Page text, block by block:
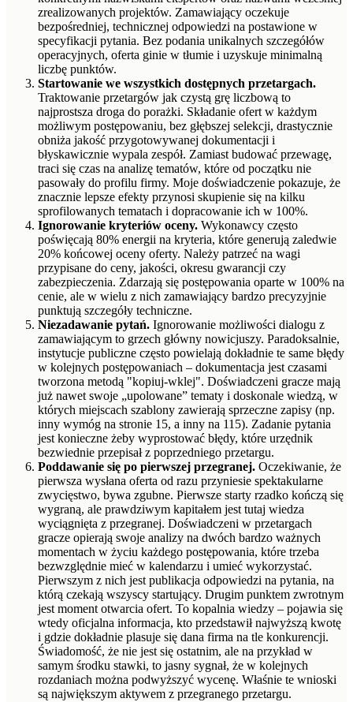
zrealizowanych projektów. Zamawiający oczekuje
bezpośredniej, technicznej odpowiedzi na postawione w
specyfikacji pytania. Bez podania unikalnych szczegółów
operacyjnych, oferta ginie w tłumie i uzyskuje minimalną
liczbę punktów.
Startowanie we wszystkich dostępnych przetargach.
Traktowanie przetargów jak czystą grę liczbową to
najprostsza droga do porażki. Składanie ofert w każdym
możliwym postępowaniu, bez głębszej selekcji, drastycznie
obniża jakość przygotowywanej dokumentacji i
błyskawicznie wypala zespół. Zamiast budować przewagę,
traci się czas na analizę tematów, które od początku nie
pasowały do profilu firmy. Moje doświadczenie pokazuje, że
znacznie lepsze efekty przynosi skupienie się na kilku
sprofilowanych tematach i dopracowanie ich w 100%.
Ignorowanie kryteriów oceny. Wykonawcy często
poświęcają 80% energii na kryteria, które generują zaledwie
20% końcowej oceny oferty. Należy patrzeć na wagi
przypisane do ceny, jakości, okresu gwarancji czy
zabezpieczenia. Zdarzają się postępowania oparte w 100% na
cenie, ale w wielu z nich zamawiający bardzo precyzyjnie
punktują szczegóły techniczne.
Niezadawanie pytań. Ignorowanie możliwości dialogu z
zamawiającym to grzech główny nowicjuszy. Paradoksalnie,
instytucje publiczne często powielają dokładnie te same błędy
w kolejnych postępowaniach – dokumentacja jest czasami
tworzona metodą "kopiuj-wklej". Doświadczeni gracze mają
już nawet swoje „upolowane” tematy i doskonale wiedzą, w
których miejscach szablony zawierają sprzeczne zapisy (np.
inny wymóg na stronie 15, a inny na 115). Zadanie pytania
jest konieczne żeby wyprostować błędy, które urzędnik
bezwiednie przepisał z poprzedniego przetargu.
Poddawanie się po pierwszej przegranej. Oczekiwanie, że
pierwsza wysłana oferta od razu przyniesie spektakularne
zwycięstwo, bywa zgubne. Pierwsze starty rzadko kończą się
wygraną, ale prawdziwym kapitałem jest tutaj wiedza
wyciągnięta z przegranej. Doświadczeni w przetargach
gracze opierają swoje analizy na dwóch bardzo ważnych
momentach w życiu każdego postępowania, które trzeba
bezwzględnie mieć w kalendarzu i umieć wykorzystać.
Pierwszym z nich jest publikacja odpowiedzi na pytania, na
którą czekają wszyscy startujący. Drugim punktem zwrotnym
jest moment otwarcia ofert. To kopalnia wiedzy – pojawia się
wtedy oficjalna informacja, kto przedstawił najwyższą kwotę
i gdzie dokładnie plasuje się dana firma na tle konkurencji.
Świadomość, że nie jest się ostatnim, ale na przykład w
samym środku stawki, to jasny sygnał, że w kolejnych
rozdaniach można podwyższyć wycenę. Właśnie te wnioski
są największym aktywem z przegranego przetargu.